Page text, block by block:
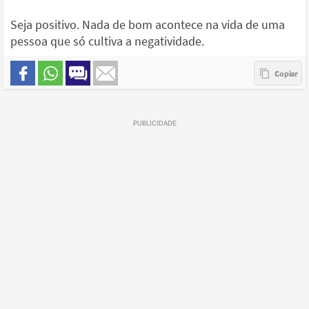
Seja positivo. Nada de bom acontece na vida de uma
pessoa que só cultiva a negatividade.